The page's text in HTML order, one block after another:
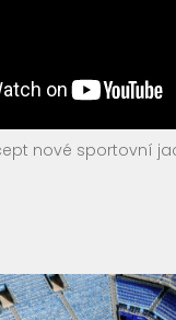
nové sportovní